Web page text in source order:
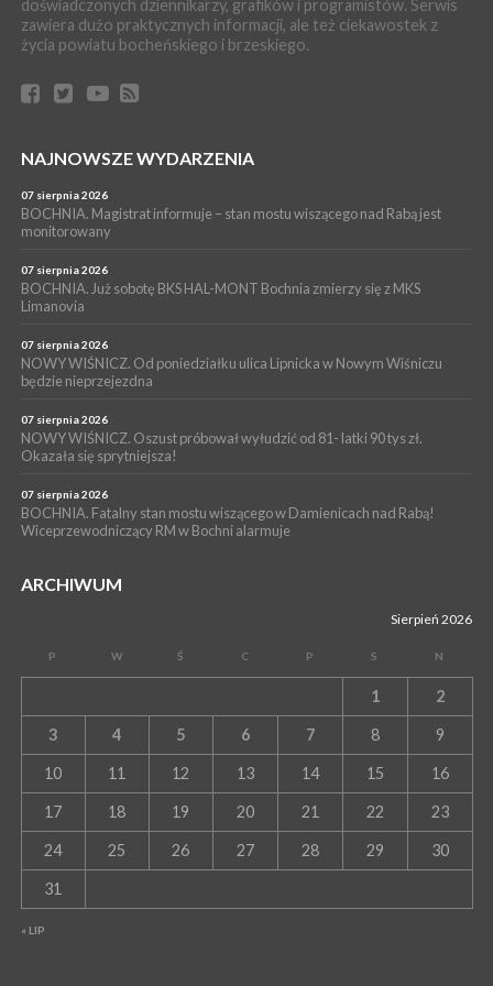
BORZĘCIN. Już w najbliższy weekend XIX Borzęckie Święto
Grzyba: Zenek Martyniuk i Justyna Steczkowska
05 sierpnia 2026
Z BOCHNI NA JASNĄ GÓRĘ. Drugi dzień wędrówki [ZDJĘCIA]
05 sierpnia 2026
Przestrzennego Miasta Bochnia. To odpowiedź na działania
magistratu
05 sierpnia 2026
LIPNICA MUROWANA. Na święcie gminy zagra zespół Kombi
[PROGRAM]
doświadczonych dziennikarzy, grafików i programistów. Serwis
zawiera dużo praktycznych informacji, ale też ciekawostek z
życia powiatu bocheńskiego i brzeskiego.
NAJNOWSZE WYDARZENIA
07 sierpnia 2026
BOCHNIA. Magistrat informuje – stan mostu wiszącego nad Rabą jest
monitorowany
07 sierpnia 2026
BOCHNIA. Już sobotę BKS HAL-MONT Bochnia zmierzy się z MKS
Limanovia
07 sierpnia 2026
NOWY WIŚNICZ. Od poniedziałku ulica Lipnicka w Nowym Wiśniczu
będzie nieprzejezdna
07 sierpnia 2026
NOWY WIŚNICZ. Oszust próbował wyłudzić od 81- latki 90 tys zł.
Okazała się sprytniejsza!
07 sierpnia 2026
BOCHNIA. Fatalny stan mostu wiszącego w Damienicach nad Rabą!
Wiceprzewodniczący RM w Bochni alarmuje
ARCHIWUM
Sierpień 2026
P W Ś C P S N
« LIP
1 2
3 4 5 6 7 8 9
10 11 12 13 14 15 16
17 18 19 20 21 22 23
24 25 26 27 28 29 30
31